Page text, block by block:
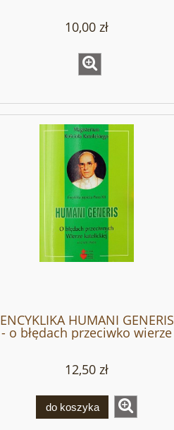
10,00 zł
ENCYKLIKA HUMANI GENERIS
- o błędach przeciwko wierze
- Pius XII
12,50 zł
do koszyka